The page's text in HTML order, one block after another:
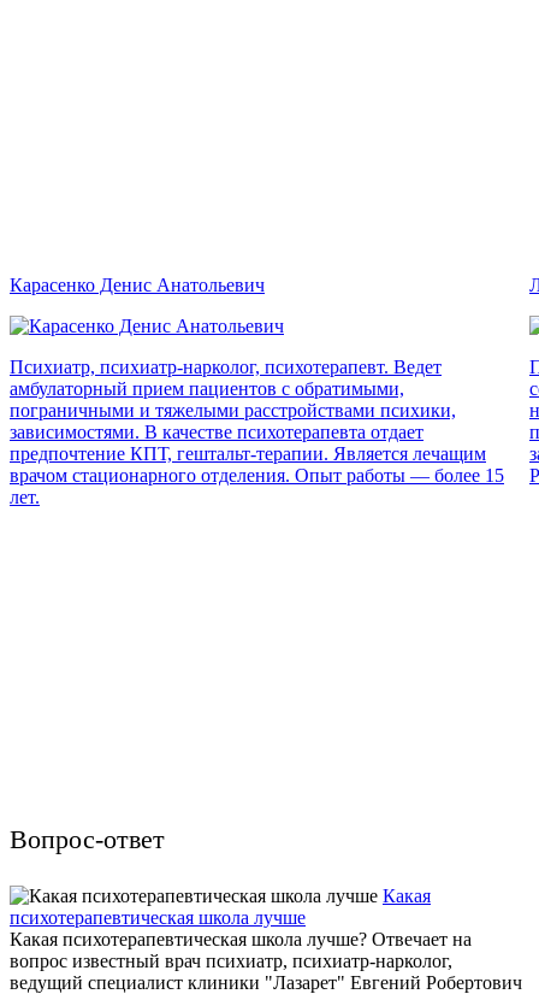
Карасенко Денис Анатольевич
Психиатр, психиатр-нарколог, психотерапевт. Ведет
амбулаторный прием пациентов с обратимыми,
пограничными и тяжелыми расстройствами психики,
зависимостями. В качестве психотерапевта отдает
предпочтение КПТ, гештальт-терапии. Является лечащим
врачом стационарного отделения. Опыт работы — более 15
лет.
Вопрос-ответ
Какая
психотерапевтическая школа лучше
Какая психотерапевтическая школа лучше? Отвечает на
вопрос известный врач психиатр, психиатр-нарколог,
ведущий специалист клиники "Лазарет" Евгений Робертович